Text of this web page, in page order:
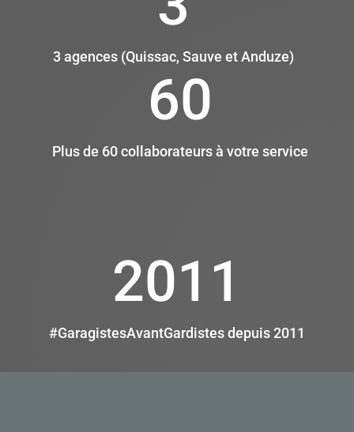
3 agences (Quissac, Sauve et Anduze)
60
Plus de 60 collaborateurs à votre service
2011
#GaragistesAvantGardistes depuis 2011